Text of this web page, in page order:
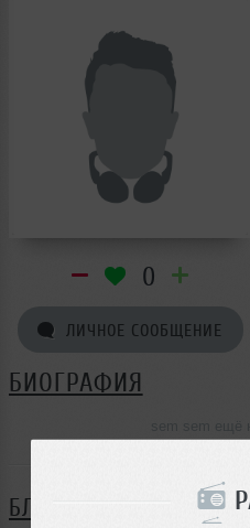
0
ЛИЧНОЕ СООБЩЕНИЕ
БИОГРАФИЯ
БЛОГ